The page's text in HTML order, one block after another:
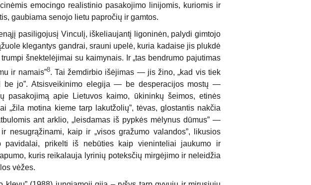
emocingo realistinio pasakojimo linijomis, kuriomis ir
gaubiama senojo lietu papročių ir gamtos.
pasiligojusį Vinculį, iškeliaujantį ligoninėn, palydi gimtojo
klegantys gandrai, srauni upelė, kuria kadaise jis plukdė
šnektelėjimai su kaimynais. Ir „tas bendrumo pajutimas
ir namais”8. Tai žemdirbio išėjimas — jis žino, „kad vis tiek
jo”. Atsisveikinimo elegija — be desperacijos mostų —
pasakojimą apie Lietuvos kaimo, ūkininkų šeimos, etinės
„žila motina kieme tarp lakutžolių”, tėvas, glostantis nakčia
ant arklio, „leisdamas iš pypkės mėlynus dūmus” —
nesugrąžinami, kaip ir „visos gražumo valandos”, likusios
pavidalai, prikelti iš nebūties kaip vieninteliai jaukumo ir
kuris reikalauja lyrinių poteksčių mirgėjimo ir neleidžia
vėžes.